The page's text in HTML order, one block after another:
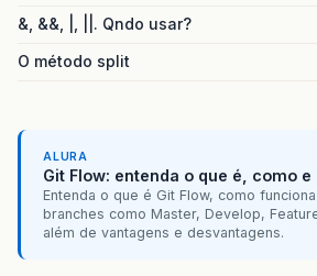
&, &&, |, ||. Qndo usar?
O método split
ALURA
Git Flow: entenda o que é, como
Entenda o que é Git Flow, como
branches como Master, Develop,
além de vantagens e desvantagens.